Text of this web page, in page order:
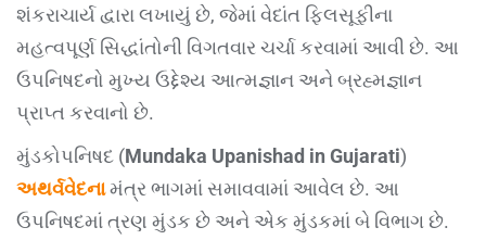
શંકરાચાર્ય દ્વારા લખાયું છે, જેમાં વેદાંત ફિલસૂફીના
મહત્વપૂર્ણ સિદ્ધાંતોની વિગતવાર ચર્ચા કરવામાં આવી છે. આ
ઉપનિષદનો મુખ્ય ઉદ્દેશ્ય આત્મજ્ઞાન અને બ્રહ્મજ્ઞાન
પ્રાપ્ત કરવાનો છે.
મુંડકોપનિષદ (Mundaka Upanishad in Gujarati)
અથર્વવેદનામંત્ર ભાગમાં સમાવવામાં આવેલ છે. આ
ઉપનિષદમાં ત્રણ મુંડક છે અને એક મુંડકમાં બે વિભાગ છે.